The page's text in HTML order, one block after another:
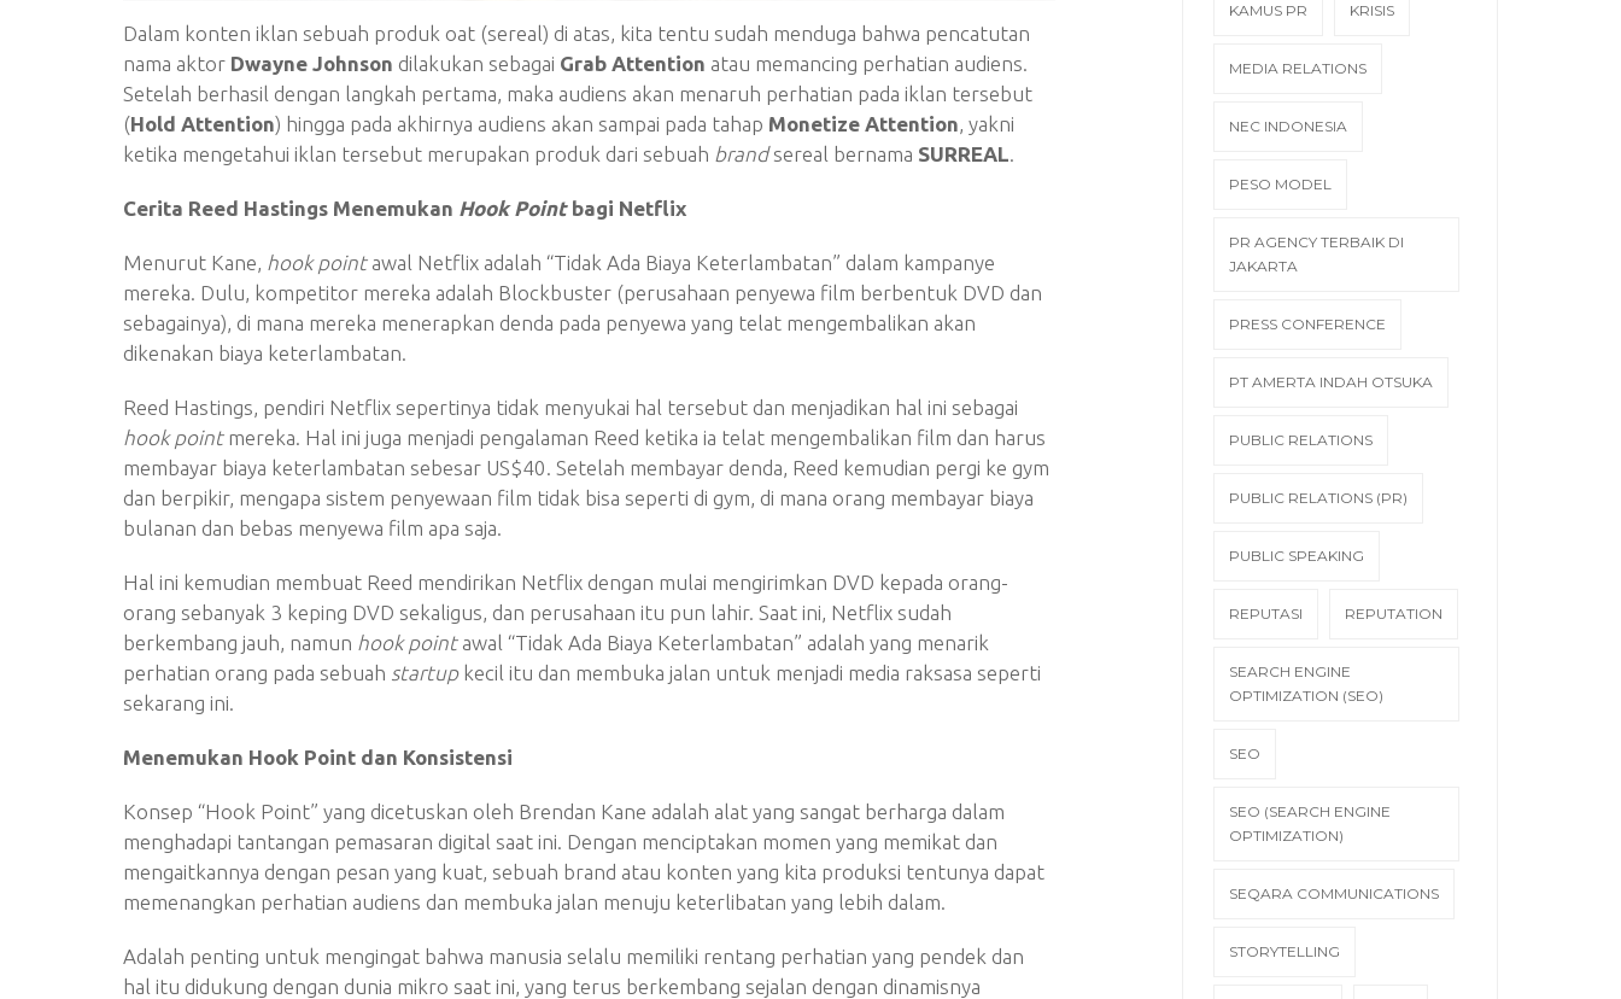
Dalam konten iklan sebuah produk oat (sereal) di atas, kita tentu sudah menduga bahwa pencatutan
nama aktor Dwayne Johnson dilakukan sebagai Grab Attention atau memancing perhatian audiens.
Setelah berhasil dengan langkah pertama, maka audiens akan menaruh perhatian pada iklan tersebut
(Hold Attention) hingga pada akhirnya audiens akan sampai pada tahap Monetize Attention, yakni
ketika mengetahui iklan tersebut merupakan produk dari sebuah brandsereal bernama SURREAL.
Cerita Reed Hastings Menemukan Hook Point bagi Netflix
Menurut Kane, hook pointawal Netflix adalah “Tidak Ada Biaya Keterlambatan” dalam kampanye
mereka. Dulu, kompetitor mereka adalah Blockbuster (perusahaan penyewa film berbentuk DVD dan
sebagainya), di mana mereka menerapkan denda pada penyewa yang telat mengembalikan akan
dikenakan biaya keterlambatan.
Reed Hastings, pendiri Netflix sepertinya tidak menyukai hal tersebut dan menjadikan hal ini sebagai
hook pointmereka. Hal ini juga menjadi pengalaman Reed ketika ia telat mengembalikan film dan harus
membayar biaya keterlambatan sebesar US$40. Setelah membayar denda, Reed kemudian pergi ke gym
dan berpikir, mengapa sistem penyewaan film tidak bisa seperti di gym, di mana orang membayar biaya
bulanan dan bebas menyewa film apa saja.
Hal ini kemudian membuat Reed mendirikan Netflix dengan mulai mengirimkan DVD kepada orang-
orang sebanyak 3 keping DVD sekaligus, dan perusahaan itu pun lahir. Saat ini, Netflix sudah
berkembang jauh, namun hook pointawal “Tidak Ada Biaya Keterlambatan” adalah yang menarik
perhatian orang pada sebuah startupkecil itu dan membuka jalan untuk menjadi media raksasa seperti
sekarang ini.
Menemukan Hook Point dan Konsistensi
Konsep “Hook Point” yang dicetuskan oleh Brendan Kane adalah alat yang sangat berharga dalam
menghadapi tantangan pemasaran digital saat ini. Dengan menciptakan momen yang memikat dan
mengaitkannya dengan pesan yang kuat, sebuah brand atau konten yang kita produksi tentunya dapat
memenangkan perhatian audiens dan membuka jalan menuju keterlibatan yang lebih dalam.
Adalah penting untuk mengingat bahwa manusia selalu memiliki rentang perhatian yang pendek dan
hal itu didukung dengan dunia mikro saat ini, yang terus berkembang sejalan dengan dinamisnya
KAMUS PR KRISIS
MEDIA RELATIONS
NEC INDONESIA
PESO MODEL
PR AGENCY TERBAIK DI
JAKARTA
PRESS CONFERENCE
PT AMERTA INDAH OTSUKA
PUBLIC RELATIONS
PUBLIC RELATIONS (PR)
PUBLIC SPEAKING
REPUTASI REPUTATION
SEARCH ENGINE
OPTIMIZATION (SEO)
SEO
SEO (SEARCH ENGINE
OPTIMIZATION)
SEQARA COMMUNICATIONS
STORYTELLING